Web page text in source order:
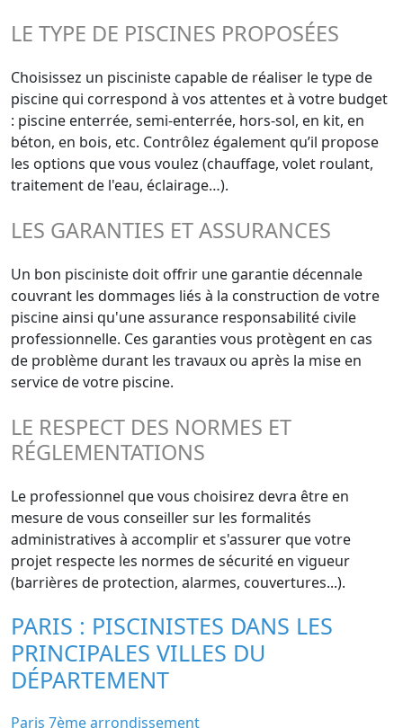
LE TYPE DE PISCINES PROPOSÉES
Choisissez un pisciniste capable de réaliser le type de
piscine qui correspond à vos attentes et à votre budget
: piscine enterrée, semi-enterrée, hors-sol, en kit, en
béton, en bois, etc. Contrôlez également qu’il propose
les options que vous voulez (chauffage, volet roulant,
traitement de l'eau, éclairage…).
LES GARANTIES ET ASSURANCES
Un bon pisciniste doit offrir une garantie décennale
couvrant les dommages liés à la construction de votre
piscine ainsi qu'une assurance responsabilité civile
professionnelle. Ces garanties vous protègent en cas
de problème durant les travaux ou après la mise en
service de votre piscine.
LE RESPECT DES NORMES ET
RÉGLEMENTATIONS
Le professionnel que vous choisirez devra être en
mesure de vous conseiller sur les formalités
administratives à accomplir et s'assurer que votre
projet respecte les normes de sécurité en vigueur
(barrières de protection, alarmes, couvertures...).
PARIS : PISCINISTES DANS LES
PRINCIPALES VILLES DU
DÉPARTEMENT
Paris 7ème arrondissement